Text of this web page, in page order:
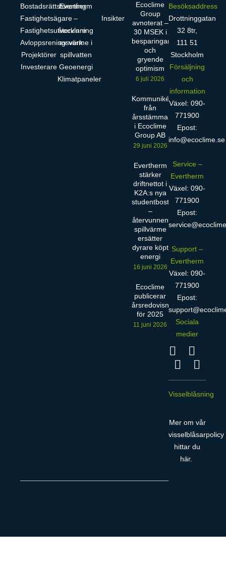
Bostadsrättsförening
Fastighetsägare
Fastighetsutvecklare
Avloppsreningsverk
Projektörer
Investerare
Evertherm
–
återvinning
av värme i
spillvatten
Geoenergi
Klimatpaneler
Insikter
Ecoclime
Group
avnoterat –
30 MSEK i
besparingar
och
gryende
optimism
6 juli 2026
Kommuniké
från
årsstämma
i Ecoclime
Group AB
29 juni 2026
Evertherm
stärker
driftnettot i
K2A:s nya
studentbostäder
–
återvunnen
spillvärme
ersätter
dyrare köpt
energi
16 juni 2026
Ecoclime
publicerar
årsredovisning
för 2025
11 juni 2026
Besöksaddress
Drottninggatan
32 8tr,
111 51
Stockholm
Försäljning
och
information
Växel: 090-
771900
Epost:
info@ecoclime.se
Service –
Evertherm
Växel: 090-
771900
Epost:
Support –
Evertherm
Växel: 090-
771900
Epost:
Sociala
medier
Visselblåsning
Mer om vår
visselblåsarpolicy
hittar du
här.